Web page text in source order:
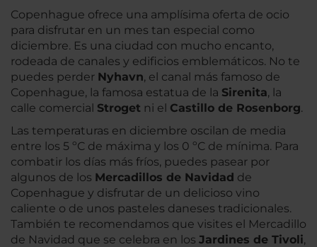
Copenhague ofrece una amplísima oferta de ocio
para disfrutar en un mes tan especial como
diciembre. Es una ciudad con mucho encanto,
rodeada de canales y edificios emblemáticos. No te
puedes perder Nyhavn, el canal más famoso de
Copenhague, la famosa estatua de la Sirenita, la
calle comercial Stroget ni el Castillo de Rosenborg.
Las temperaturas en diciembre oscilan de media
entre los 5 ºC de máxima y los 0 ºC de mínima. Para
combatir los días más fríos, puedes pasear por
algunos de los Mercadillos de Navidad de
Copenhague y disfrutar de un delicioso vino
caliente o de unos pasteles daneses tradicionales.
También te recomendamos que visites el Mercadillo
de Navidad que se celebra en los Jardines de Tivoli,